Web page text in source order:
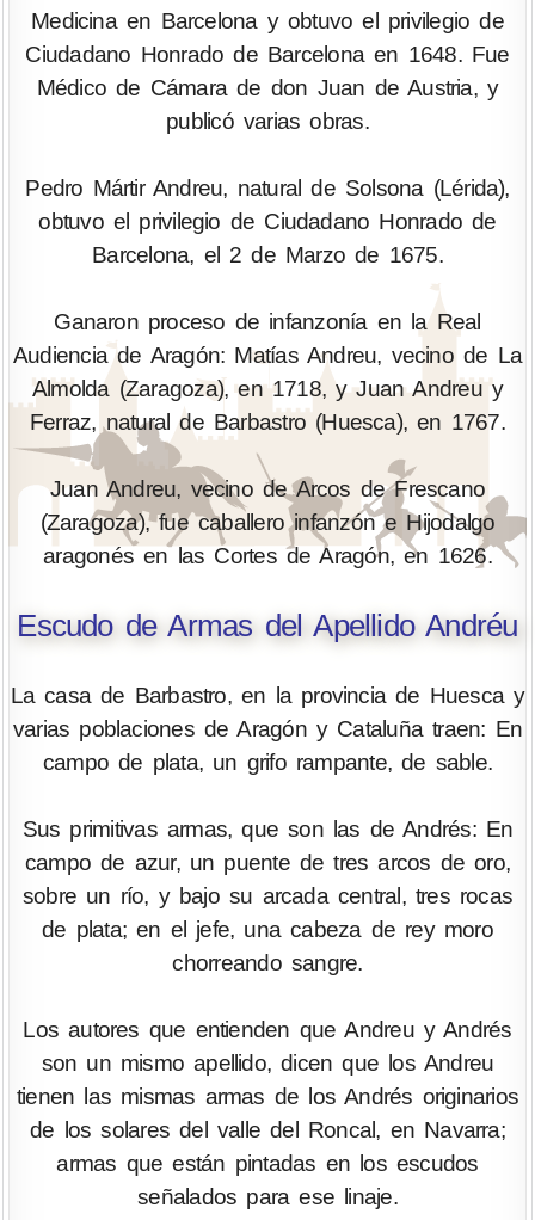
Medicina en Barcelona y obtuvo el privilegio de
Ciudadano Honrado de Barcelona en 1648. Fue
Médico de Cámara de don Juan de Austria, y
publicó varias obras.
Pedro Mártir Andreu, natural de Solsona (Lérida),
obtuvo el privilegio de Ciudadano Honrado de
Barcelona, el 2 de Marzo de 1675.
Ganaron proceso de infanzonía en la Real
Audiencia de Aragón: Matías Andreu, vecino de La
Almolda (Zaragoza), en 1718, y Juan Andreu y
Ferraz, natural de Barbastro (Huesca), en 1767.
Juan Andreu, vecino de Arcos de Frescano
(Zaragoza), fue caballero infanzón e Hijodalgo
aragonés en las Cortes de Aragón, en 1626.
Escudo de Armas del Apellido Andréu
La casa de Barbastro, en la provincia de Huesca y
varias poblaciones de Aragón y Cataluña traen: En
campo de plata, un grifo rampante, de sable.
Sus primitivas armas, que son las de Andrés: En
campo de azur, un puente de tres arcos de oro,
sobre un río, y bajo su arcada central, tres rocas
de plata; en el jefe, una cabeza de rey moro
chorreando sangre.
Los autores que entienden que Andreu y Andrés
son un mismo apellido, dicen que los Andreu
tienen las mismas armas de los Andrés originarios
de los solares del valle del Roncal, en Navarra;
armas que están pintadas en los escudos
señalados para ese linaje.